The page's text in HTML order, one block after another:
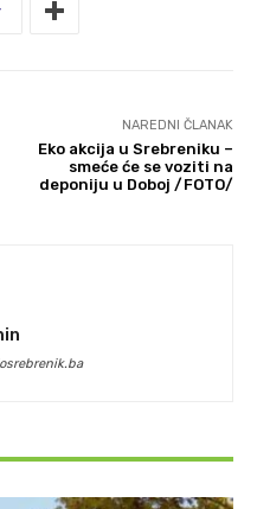
NAREDNI ČLANAK
Eko akcija u Srebreniku –
smeće će se voziti na
deponiju u Doboj /FOTO/